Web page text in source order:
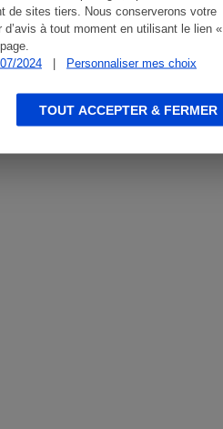
de sites tiers. Nous conserverons votre
à tout moment en utilisant le lien «
2024
| Personnaliser mes choix
TOUT ACCEPTER & FERMER